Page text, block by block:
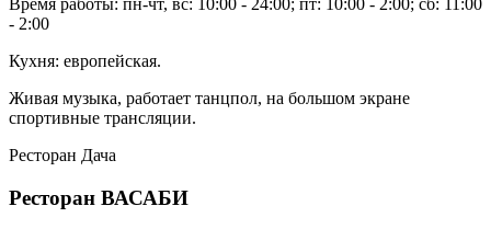
Время работы: пн-чт, вс: 10:00 - 24:00; пт: 10:00 - 2:00; сб: 11:00
- 2:00
Кухня: европейская.
Живая музыка, работает танцпол, на большом экране
спортивные трансляции.
Ресторан Дача
Ресторан ВАСАБИ